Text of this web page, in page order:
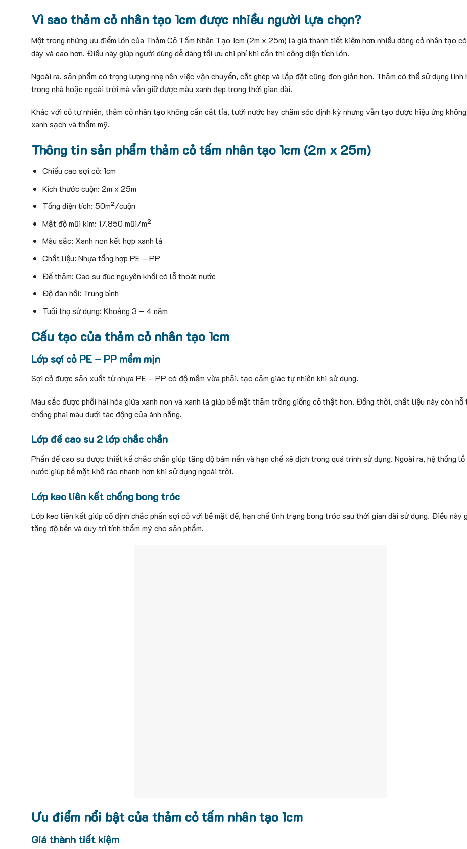
Vì sao thảm cỏ nhân tạo 1cm được nhiều người lựa chọn?
Một trong những ưu điểm lớn của Thảm Cỏ Tấm Nhân Tạo 1cm (2m x 25m) là giá thành tiết kiệm hơn nhiều dòng cỏ nhân tạo
dày và cao hơn. Điều này giúp người dùng dễ dàng tối ưu chi phí khi cần thi công diện tích lớn.
Ngoài ra, sản phẩm có trọng lượng nhẹ nên việc vận chuyển, cắt ghép và lắp đặt cũng đơn giản hơn. Thảm có thể sử dụng linh
trong nhà hoặc ngoài trời mà vẫn giữ được màu xanh đẹp trong thời gian dài.
Khác với cỏ tự nhiên, thảm cỏ nhân tạo không cần cắt tỉa, tưới nước hay chăm sóc định kỳ nhưng vẫn tạo được hiệu ứng
xanh sạch và thẩm mỹ.
Thông tin sản phẩm thảm cỏ tấm nhân tạo 1cm (2m x 25m)
Chiều cao sợi cỏ: 1cm
Kích thước cuộn: 2m x 25m
Tổng diện tích: 50m²/cuộn
Mật độ mũi kim: 17.850 mũi/m²
Màu sắc: Xanh non kết hợp xanh lá
Chất liệu: Nhựa tổng hợp PE – PP
Đế thảm: Cao su đúc nguyên khối có lỗ thoát nước
Độ đàn hồi: Trung bình
Tuổi thọ sử dụng: Khoảng 3 – 4 năm
Cấu tạo của thảm cỏ nhân tạo 1cm
Lớp sợi cỏ PE – PP mềm mịn
Sợi cỏ được sản xuất từ nhựa PE – PP có độ mềm vừa phải, tạo cảm giác tự nhiên khi sử dụng.
Màu sắc được phối hài hòa giữa xanh non và xanh lá giúp bề mặt thảm trông giống cỏ thật hơn. Đồng thời, chất liệu này còn hỗ
chống phai màu dưới tác động của ánh nắng.
Lớp đế cao su 2 lớp chắc chắn
Phần đế cao su được thiết kế chắc chắn giúp tăng độ bám nền và hạn chế xê dịch trong quá trình sử dụng. Ngoài ra, hệ thống
nước giúp bề mặt khô ráo nhanh hơn khi sử dụng ngoài trời.
Lớp keo liên kết chống bong tróc
Lớp keo liên kết giúp cố định chắc phần sợi cỏ với bề mặt đế, hạn chế tình trạng bong tróc sau thời gian dài sử dụng. Điều này
tăng độ bền và duy trì tính thẩm mỹ cho sản phẩm.
Ưu điểm nổi bật của thảm cỏ tấm nhân tạo 1cm
Giá thành tiết kiệm